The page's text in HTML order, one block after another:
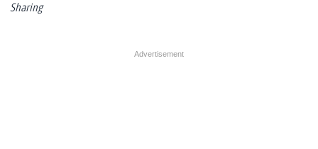
Sharing